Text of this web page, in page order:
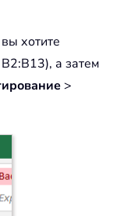
хотите
а затем
>